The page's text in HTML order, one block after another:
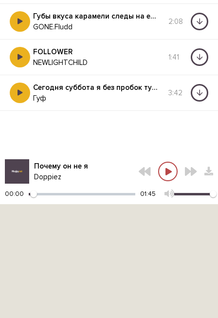
Губы вкуса карамели следы на её коленях
GONE.Fludd
2:08
FOLLOWER
NEWLIGHTCHILD
1:41
Сегодня суббота я без пробок туда и обратно
Гуф
3:42
Почему он не я
Doppiez
00:00 01:45